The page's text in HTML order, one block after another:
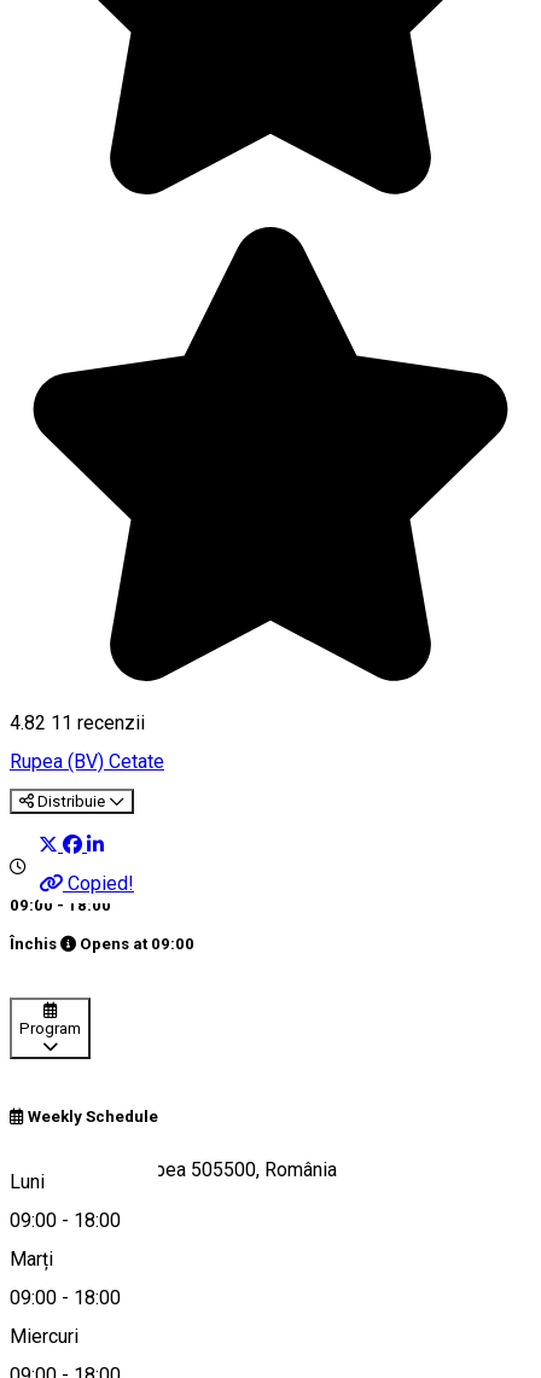
4.82 11 recenzii
Rupea (BV) Cetate
Distribuie
Copied!
09:00 - 18:00
Închis Opens at 09:00
Program
Weekly Schedule
Luni
09:00 - 18:00
Marți
09:00 - 18:00
Miercuri
Strada Cetății, Rupea 505500, România
Hartă
Despre